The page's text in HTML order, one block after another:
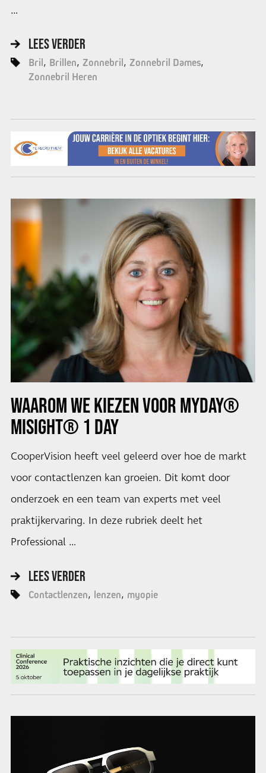
…
LEES VERDER
Bril Brillen Zonnebril
Zonnebril Dames
Zonnebril Heren
WAAROM WE KIEZEN VOOR MYDAY®
MISIGHT® 1 DAY
CooperVision heeft veel geleerd over hoe de markt
voor contactlenzen kan groeien. Dit komt door
onderzoek en een team van experts met veel
praktijkervaring. In deze rubriek deelt het
Professional …
LEES VERDER
Contactlenzen lenzen myopie